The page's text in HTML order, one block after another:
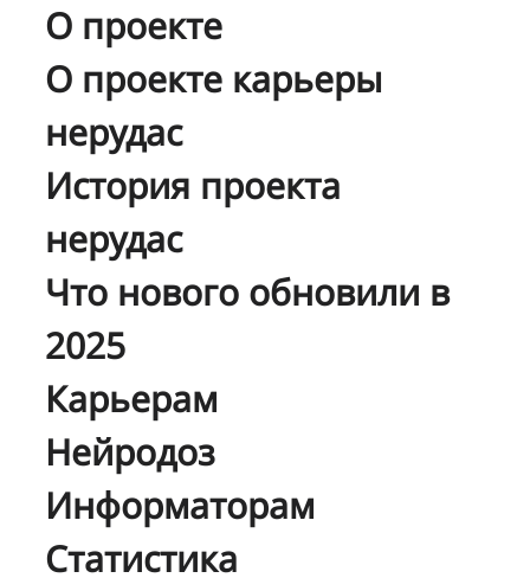
О проекте
О проекте карьеры
нерудас
История проекта
нерудас
Что нового обновили в
2025
Карьерам
Нейродоз
Информаторам
Статистика